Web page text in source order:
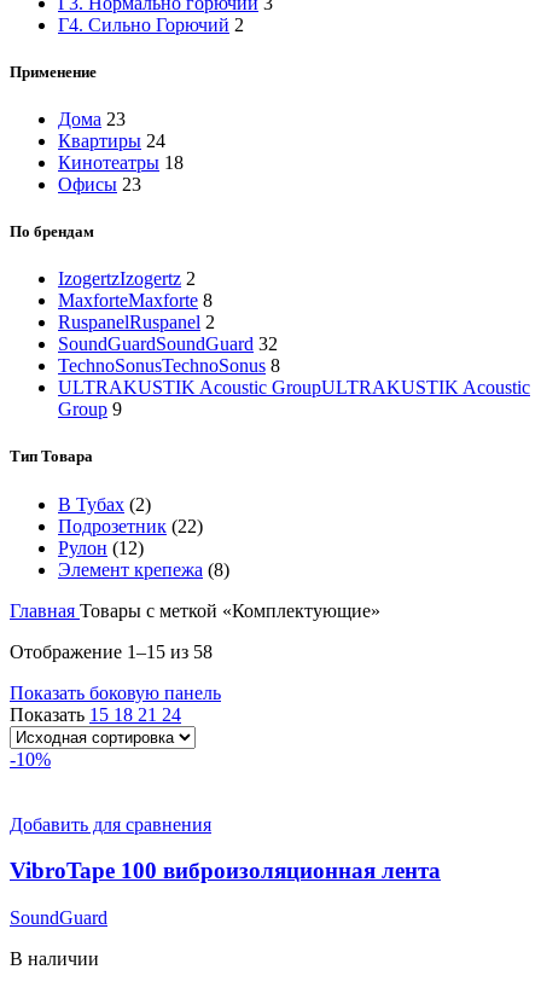
Г4. Сильно Горючий 2
Применение
Дома 23
Квартиры 24
Кинотеатры 18
Офисы 23
По брендам
IzogertzIzogertz 2
MaxforteMaxforte 8
RuspanelRuspanel 2
SoundGuardSoundGuard 32
TechnoSonusTechnoSonus 8
ULTRAKUSTIK Acoustic GroupULTRAKUSTIK Acoustic
Group 9
Тип Товара
В Тубах (2)
Подрозетник (22)
Рулон (12)
Элемент крепежа (8)
Главная Товары с меткой «Комплектующие»
Отображение 1–15 из 58
Показать боковую панель
Показать 15 18 21 24
-10%
Добавить для сравнения
VibroTape 100 виброизоляционная лента
SoundGuard
В наличии